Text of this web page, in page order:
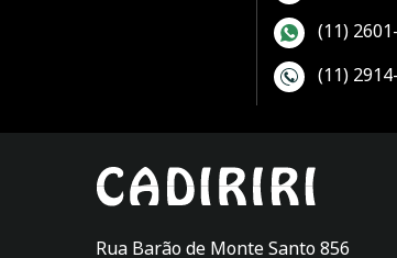
(11)
(11)
Rua Barão de Monte Santo 856